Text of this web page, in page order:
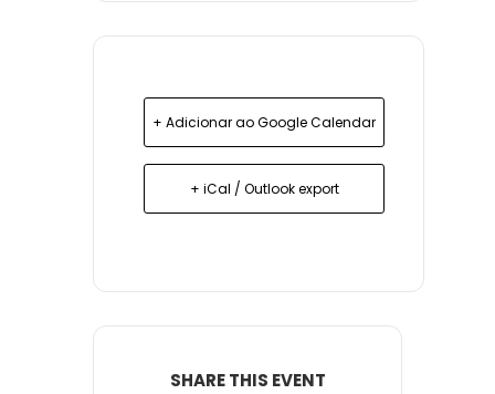
+ Adicionar ao Google Calendar
+ iCal / Outlook export
SHARE THIS EVENT